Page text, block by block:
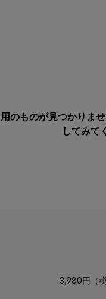
用のものが見つかりま
してみて
3,980円（